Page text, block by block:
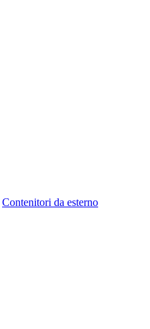
Contenitori da esterno